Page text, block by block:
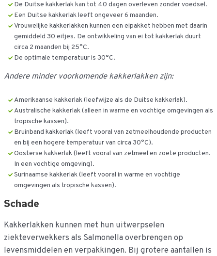
De Duitse kakkerlak kan tot 40 dagen overleven zonder voedsel.
Een Duitse kakkerlak leeft ongeveer 6 maanden.
Vrouwelijke kakkerlakken kunnen een eipakket hebben met daarin
gemiddeld 30 eitjes. De ontwikkeling van ei tot kakkerlak duurt
circa 2 maanden bij 25°C.
De optimale temperatuur is 30°C.
Andere minder voorkomende kakkerlakken zijn:
Amerikaanse kakkerlak (leefwijze als de Duitse kakkerlak).
Australische kakkerlak (alleen in warme en vochtige omgevingen als
tropische kassen).
Bruinband kakkerlak (leeft vooral van zetmeelhoudende producten
en bij een hogere temperatuur van circa 30°C).
Oosterse kakkerlak (leeft vooral van zetmeel en zoete producten.
In een vochtige omgeving).
Surinaamse kakkerlak (leeft vooral in warme en vochtige
omgevingen als tropische kassen).
Schade
Kakkerlakken kunnen met hun uitwerpselen
ziekteverwekkers als Salmonella overbrengen op
levensmiddelen en verpakkingen. Bij grotere aantallen is